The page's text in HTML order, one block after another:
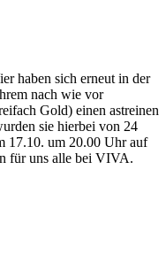
haben sich erneut in der
nach wie vor
Gold) einen astreinen
sie hierbei von 24
17.10. um 20.00 Uhr auf
für uns alle bei VIVA.